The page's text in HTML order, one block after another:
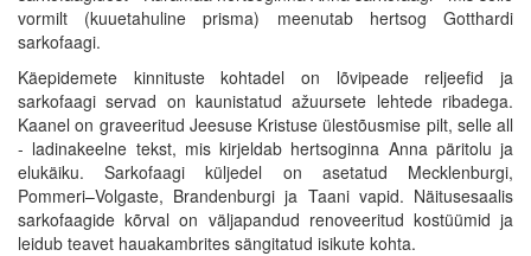
vormilt (kuuetahuline prisma) meenutab hertsog Gotthardi
sarkofaagi.
Käepidemete kinnituste kohtadel on lõvipeade reljeefid ja
sarkofaagi servad on kaunistatud ažuursete lehtede ribadega.
Kaanel on graveeritud Jeesuse Kristuse ülestõusmise pilt, selle all
- ladinakeelne tekst, mis kirjeldab hertsoginna Anna päritolu ja
elukäiku. Sarkofaagi küljedel on asetatud Mecklenburgi,
Pommeri–Volgaste, Brandenburgi ja Taani vapid. Näitusesaalis
sarkofaagide kõrval on väljapandud renoveeritud kostüümid ja
leidub teavet hauakambrites sängitatud isikute kohta.